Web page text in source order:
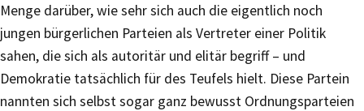
Menge darüber, wie sehr sich auch die eigentlich noch
jungen bürgerlichen Parteien als Vertreter einer Politik
sahen, die sich als autoritär und elitär begriff – und
Demokratie tatsächlich für des Teufels hielt. Diese Partein
nannten sich selbst sogar ganz bewusst Ordnungsparteien